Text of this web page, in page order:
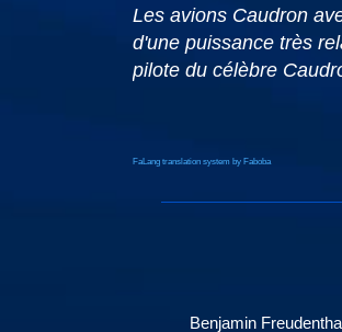
Les avions Caudron
d'une puissance très
pilote du célèbre
FaLang translation system by Faboba
Benjamin